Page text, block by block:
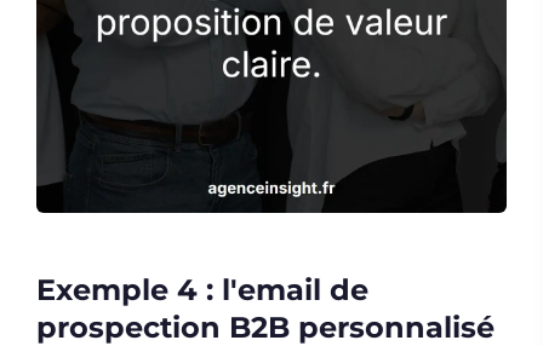
Exemple 4 : l'email de
prospection B2B personnalisé